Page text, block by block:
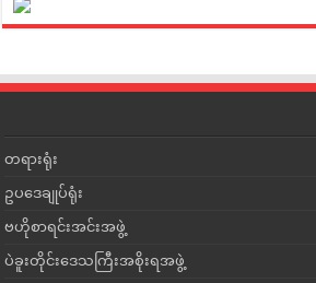
တရားရုံး
ဥပဒေချုပ်ရုံး
ဗဟိုစာရင်းအင်းအဖွဲ့
ပဲခူးတိုင်းဒေသကြီးအစိုးရအဖွဲ့